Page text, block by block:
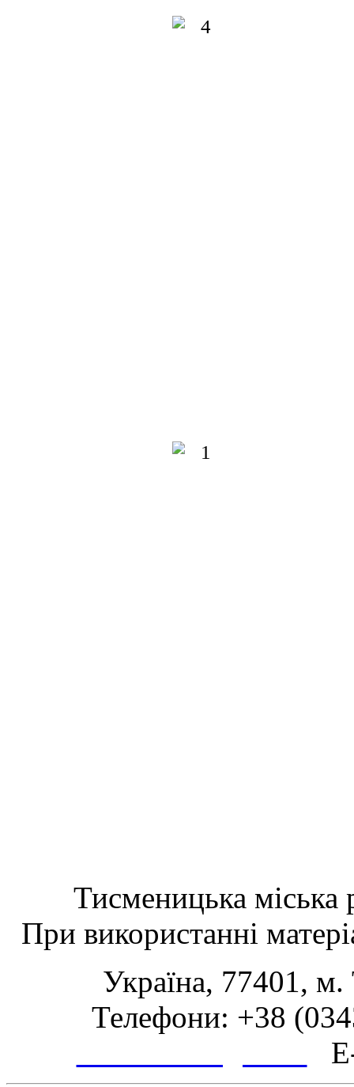
Тисменицька міська
При використанні
Україна, 77401,
Телефони: +38